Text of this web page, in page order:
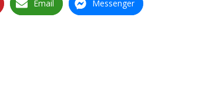
Email Messenger